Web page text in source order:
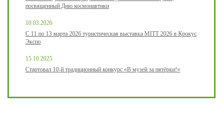
посвященный Дню космонавтики
10.03.2026
С 11 по 13 марта 2026 туристическая выставка MITT 2026 в Крокус
Экспо
15.10.2025
Стартовал 10-й традиционный конкурс «В музей за пятёрки!»